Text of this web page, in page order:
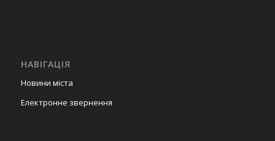
НАВІГАЦІЯ
Новини міста
Електронне звернення